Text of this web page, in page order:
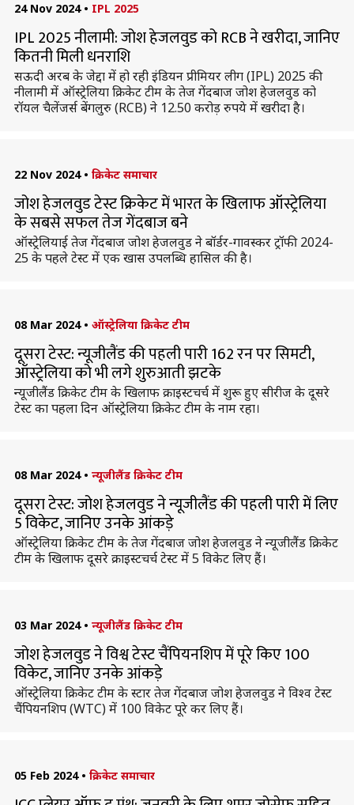
24 Nov 2024 • IPL 2025
IPL 2025 नीलामी: जोश हेजलवुड को RCB ने खरीदा, जानिए
कितनी मिली धनराशि
सऊदी अरब के जेद्दा में हो रही इंडियन प्रीमियर लीग (IPL) 2025 की
नीलामी में ऑस्ट्रेलिया क्रिकेट टीम के तेज गेंदबाज जोश हेजलवुड को
रॉयल चैलेंजर्स बेंगलुरु (RCB) ने 12.50 करोड़ रुपये में खरीदा है।
22 Nov 2024 • क्रिकेट समाचार
जोश हेजलवुड टेस्ट क्रिकेट में भारत के खिलाफ ऑस्ट्रेलिया
के सबसे सफल तेज गेंदबाज बने
ऑस्ट्रेलियाई तेज गेंदबाज जोश हेजलवुड ने बॉर्डर-गावस्कर ट्रॉफी 2024-
25 के पहले टेस्ट में एक खास उपलब्धि हासिल की है।
08 Mar 2024 • ऑस्ट्रेलिया क्रिकेट टीम
दूसरा टेस्ट: न्यूजीलैंड की पहली पारी 162 रन पर सिमटी,
ऑस्ट्रेलिया को भी लगे शुरुआती झटके
न्यूजीलैंड क्रिकेट टीम के खिलाफ क्राइस्टचर्च में शुरू हुए सीरीज के दूसरे
टेस्ट का पहला दिन ऑस्ट्रेलिया क्रिकेट टीम के नाम रहा।
08 Mar 2024 • न्यूजीलैंड क्रिकेट टीम
दूसरा टेस्ट: जोश हेजलवुड ने न्यूजीलैंड की पहली पारी में लिए
5 विकेट, जानिए उनके आंकड़े
ऑस्ट्रेलिया क्रिकेट टीम के तेज गेंदबाज जोश हेजलवुड ने न्यूजीलैंड क्रिकेट
टीम के खिलाफ दूसरे क्राइस्टचर्च टेस्ट में 5 विकेट लिए हैं।
03 Mar 2024 • न्यूजीलैंड क्रिकेट टीम
जोश हेजलवुड ने विश्व टेस्ट चैंपियनशिप में पूरे किए 100
विकेट, जानिए उनके आंकड़े
ऑस्ट्रेलिया क्रिकेट टीम के स्टार तेज गेंदबाज जोश हेजलवुड ने विश्व टेस्ट
चैंपियनशिप (WTC) में 100 विकेट पूरे कर लिए हैं।
05 Feb 2024 • क्रिकेट समाचार